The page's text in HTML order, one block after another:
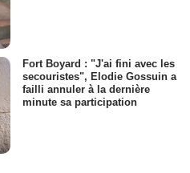
Fort Boyard : "J'ai fini avec les
secouristes", Elodie Gossuin a
failli annuler à la dernière
minute sa participation